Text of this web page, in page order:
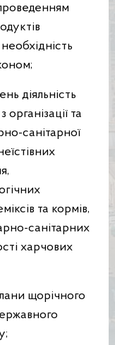
діяльність
та
санітарної
та кормів,
санітарних
харчових
щорічного